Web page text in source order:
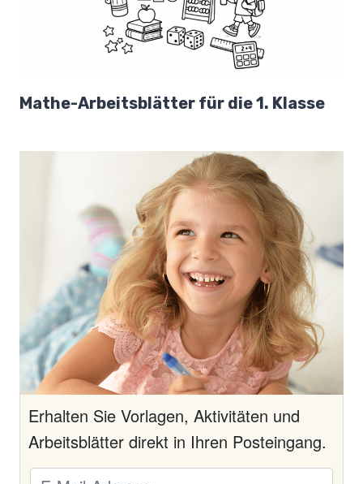
Mathe-Arbeitsblätter für die 1. Klasse
Erhalten Sie Vorlagen, Aktivitäten und
Arbeitsblätter direkt in Ihren Posteingang.